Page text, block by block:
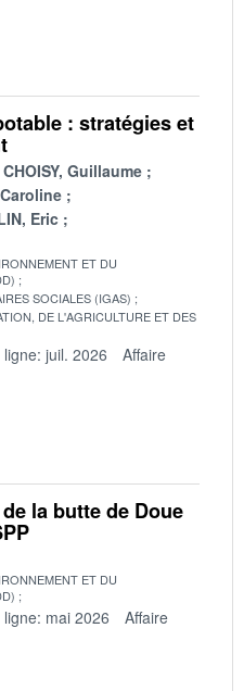
: stratégies et
CHOISY, Guillaume
Eric
ET DU
SOCIALES (IGAS)
DE L'AGRICULTURE ET DES
juil. 2026
Affaire
la butte de Doue
ET DU
mai 2026
Affaire